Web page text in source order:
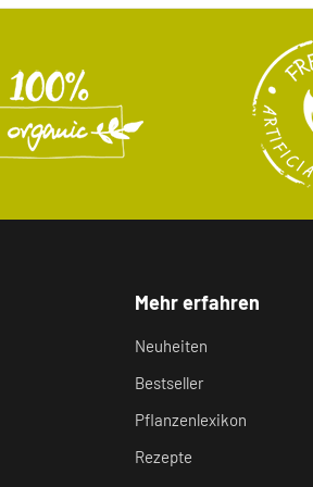
Mehr erfahren
Neuheiten
Bestseller
Pflanzenlexikon
Rezepte